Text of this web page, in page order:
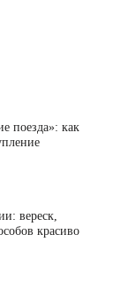
поезда»: как
вереск,
красиво